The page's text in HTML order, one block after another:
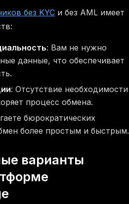
без KYC и без AML имеет
: Вам не нужно
данные, что обеспечивает
: Отсутствие необходимости
процесс обмена.
бюрократических
более простым и быстрым.
варианты